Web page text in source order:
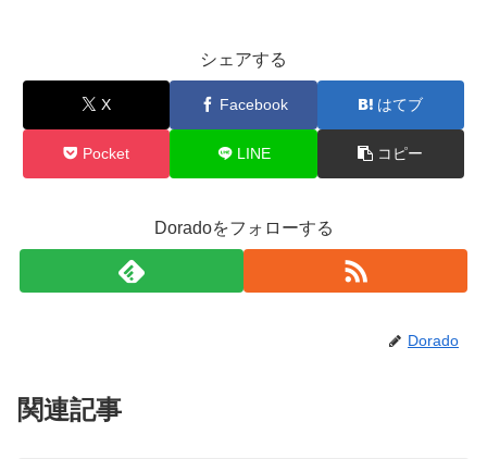
シェアする
X Facebook はてブ
Pocket LINE コピー
Doradoをフォローする
Dorado
関連記事